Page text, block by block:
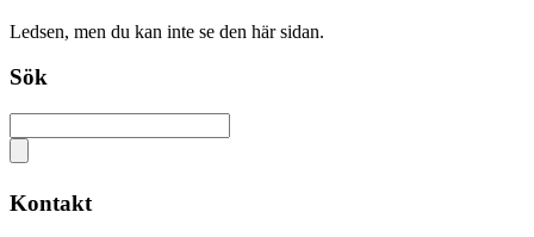
Ledsen, men du kan inte se den här sidan.
Sök
Kontakt